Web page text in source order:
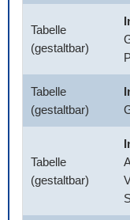
Tabelle
(gestaltbar)
Tabelle
(gestaltbar)
Tabelle
(gestaltbar)